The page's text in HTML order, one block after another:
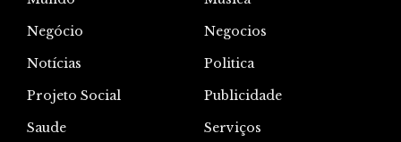
Negócio
Negocios
Notícias
Politica
Projeto Social
Publicidade
Saude
Serviços